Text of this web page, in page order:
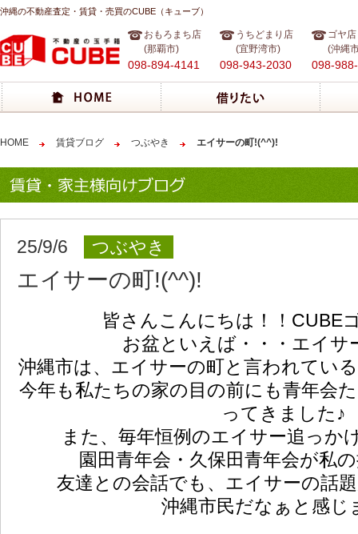
沖縄の不動産査定・賃貸・売買のCUBE（キューブ）
おもろまち店
(那覇市)
098-894-4141
うちどまり店
(宜野湾市)
098-943-2030
ゴヤ店
(沖縄
098-
HOME 賃貸ブログ つぶやき エイサーの町!(^^)!
25/9/6 つぶやき
エイサーの町!(^^)!
皆さんこんにちは！！CUBE
お盆といえば・・・エイサ
沖縄市は、エイサーの町と言われてい
今年も私たちの家の目の前にも青年会
ってきました♪
また、毎年恒例のエイサー追っか
園田青年会・久保田青年会が私
友達との会話でも、エイサーの話
沖縄市民だなぁと感じ